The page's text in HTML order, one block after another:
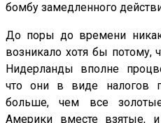
бомбу замедленного
До поры до времени
возникало хотя бы потому,
Нидерланды вполне
что они в виде налогов
больше, чем все
Америки вместе взятые,